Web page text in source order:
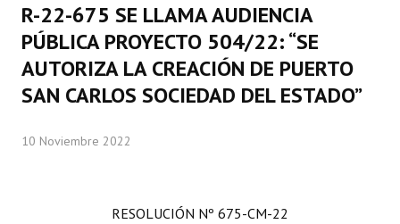
Integrantes del Concejo
Comisiones Permanentes
Comisiones Especiales
Concejales Mandato Cumplido
R-22-675 SE LLAMA AUDIENCIA
PÚBLICA PROYECTO 504/22: “SE
AUTORIZA LA CREACIÓN DE PUERTO
SAN CARLOS SOCIEDAD DEL ESTADO”
10 Noviembre 2022
RESOLUCIÓN Nº 675-CM-22